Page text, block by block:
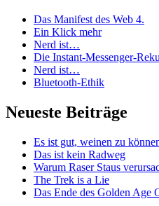
Das Manifest des Web 4.
Ein Klick mehr
Nerd ist…
Die Instant-Messenger-
Nerd ist…
Bluetooth-Ethik
Neueste Beiträge
Es ist gut, weinen zu
Das ist kein Radweg
Warum Raser Staus
The Trek is a Lie
Das Ende des Golden Age